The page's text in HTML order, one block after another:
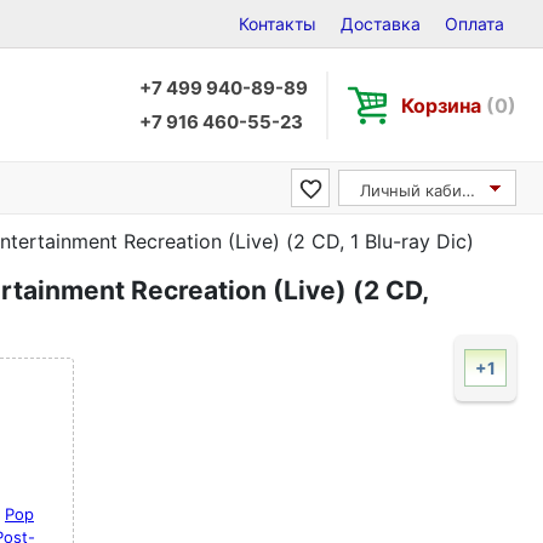
Контакты Доставка Оплата
+7 499 940-89-89
+7 916 460-55-23
Корзина (0)
Личный кабинет
Recreation (Live) (2 CD, 1 Blu-ray Dic)
Recreation (Live) (2 CD,
Pop
+1